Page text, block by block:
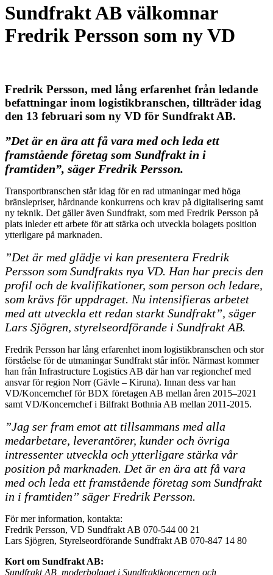
Sundfrakt AB välkomnar
Fredrik Persson som ny VD
Fredrik Persson, med lång erfarenhet från ledande
befattningar inom logistikbranschen, tillträder idag
den 13 februari som ny VD för Sundfrakt AB.
”Det är en ära att få vara med och leda ett
framstående företag som Sundfrakt in i
framtiden”, säger Fredrik Persson.
Transportbranschen står idag för en rad utmaningar med höga
bränslepriser, hårdnande konkurrens och krav på digitalisering samt
ny teknik. Det gäller även Sundfrakt, som med Fredrik Persson på
plats inleder ett arbete för att stärka och utveckla bolagets position
ytterligare på marknaden.
”Det är med glädje vi kan presentera Fredrik
Persson som Sundfrakts nya VD. Han har precis den
profil och de kvalifikationer, som person och ledare,
som krävs för uppdraget. Nu intensifieras arbetet
med att utveckla ett redan starkt Sundfrakt”, säger
Lars Sjögren, styrelseordförande i Sundfrakt AB.
Fredrik Persson har lång erfarenhet inom logistikbranschen och stor
förståelse för de utmaningar Sundfrakt står inför. Närmast kommer
han från Infrastructure Logistics AB där han var regionchef med
ansvar för region Norr (Gävle – Kiruna). Innan dess var han
VD/Koncernchef för BDX företagen AB mellan åren 2015–2021
samt VD/Koncernchef i Bilfrakt Bothnia AB mellan 2011-2015.
”Jag ser fram emot att tillsammans med alla
medarbetare, leverantörer, kunder och övriga
intressenter utveckla och ytterligare stärka vår
position på marknaden. Det är en ära att få vara
med och leda ett framstående företag som Sundfrakt
in i framtiden” säger Fredrik Persson.
För mer information, kontakta:
Fredrik Persson, VD Sundfrakt AB 070-544 00 21
Lars Sjögren, Styrelseordförande Sundfrakt AB 070-847 14 80
Kort om Sundfrakt AB:
Sundfrakt AB, moderbolaget i Sundfraktkoncernen och